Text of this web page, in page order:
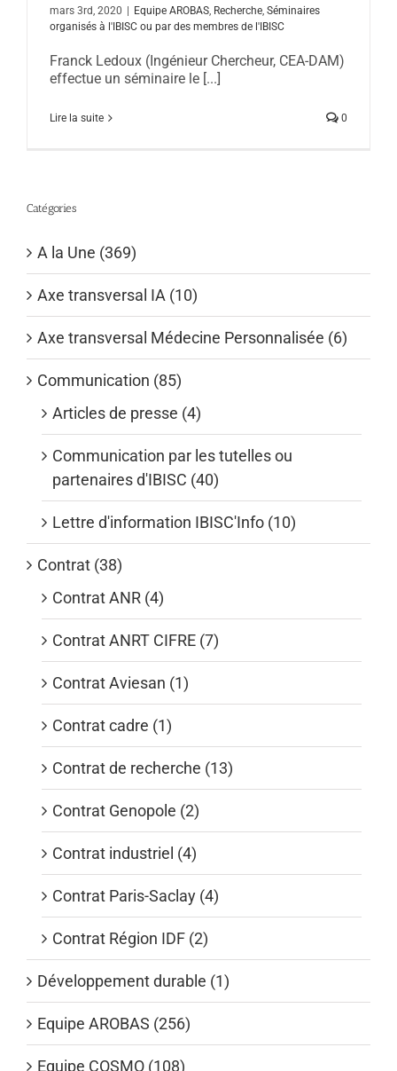
mars 3rd, 2020 Equipe AROBAS, Recherche, Séminaires
organisés à l'IBISC ou par des membres de l'IBISC
Franck Ledoux (Ingénieur Chercheur, CEA-DAM)
effectue un séminaire le [...]
Lire la suite 0
Catégories
A la Une (369)
Axe transversal IA (10)
Axe transversal Médecine Personnalisée (6)
Communication (85)
Articles de presse (4)
Communication par les tutelles ou
partenaires d'IBISC (40)
Lettre d'information IBISC'Info (10)
Contrat (38)
Contrat ANR (4)
Contrat ANRT CIFRE (7)
Contrat Aviesan (1)
Contrat cadre (1)
Contrat de recherche (13)
Contrat Genopole (2)
Contrat industriel (4)
Contrat Paris-Saclay (4)
Contrat Région IDF (2)
Développement durable (1)
Equipe AROBAS (256)
Equipe COSMO (108)